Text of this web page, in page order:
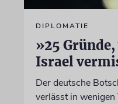
DIPLOMATIE
»25
Israel
Der deutsche
verlässt in wenigen